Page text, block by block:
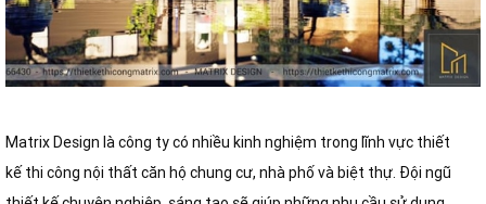
Matrix Design là công ty có nhiều kinh nghiệm trong lĩnh vực thiết
kế thi công nội thất căn hộ chung cư, nhà phố và biệt thự. Đội ngũ